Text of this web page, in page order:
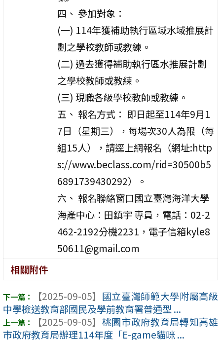
四、 參加對象：
(一) 114年獲補助執行區域水域推展計
劃之學校教師或教練。
(二) 過去獲得補助執行區水推展計劃
之學校教師或教練。
(三) 現職各級學校教師或教練。
五、 報名方式： 即日起至114年9月1
7日（星期三），每場次30人為限（每
組15人），請逕上網報名（網址:http
s://www.beclass.com/rid=30500b5
6891739430292）。
六、 報名聯絡窗口國立臺灣海洋大學
海產中心：田鎮宇 專員，電話：02-2
462-2192分機2231，電子信箱kyle8
50611@gmail.com
相關附件
【2025-09-05】 國立臺灣師範大學附屬高級
中學檢送教育部國民及學前教育署普通型 ...
【2025-09-05】 桃園市政府教育局轉知高雄
市政府教育局辦理114年度「E-game貓咪 ...